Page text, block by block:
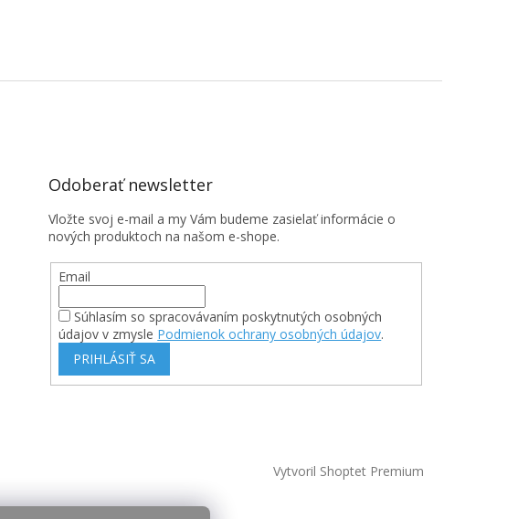
Odoberať newsletter
Vložte svoj e-mail a my Vám budeme zasielať informácie o
nových produktoch na našom e-shope.
Email
Súhlasím so spracovávaním poskytnutých osobných
údajov v zmysle Podmienok ochrany osobných údajov.
PRIHLÁSIŤ SA
Vytvoril Shoptet Premium